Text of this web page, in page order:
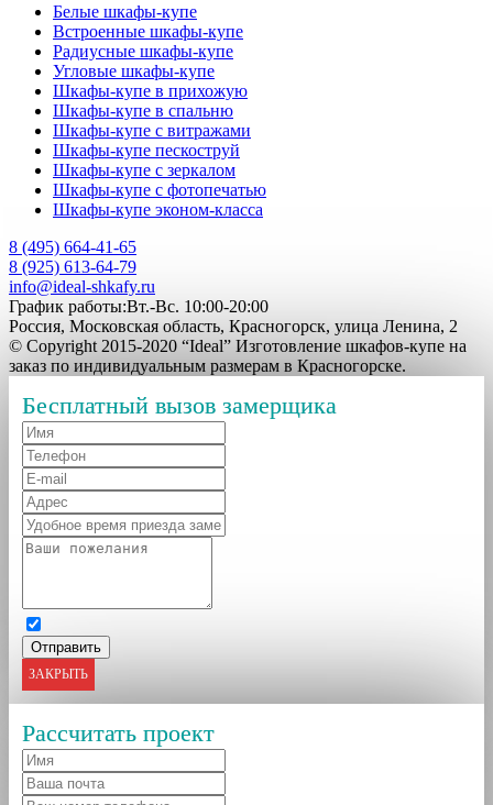
Белые шкафы-купе
Встроенные шкафы-купе
Радиусные шкафы-купе
Угловые шкафы-купе
Шкафы-купе в прихожую
Шкафы-купе в спальню
Шкафы-купе с витражами
Шкафы-купе пескоструй
Шкафы-купе с зеркалом
Шкафы-купе с фотопечатью
Шкафы-купе эконом-класса
8 (495) 664-41-65
8 (925) 613-64-79
info@ideal-shkafy.ru
График работы:Вт.-Вс. 10:00-20:00
Россия, Московская область, Красногорск, улица Ленина, 2
© Copyright 2015-2020 “Ideal” Изготовление шкафов-купе на
заказ по индивидуальным размерам в Красногорске.
Бесплатный вызов замерщика
ЗАКРЫТЬ
Рассчитать проект